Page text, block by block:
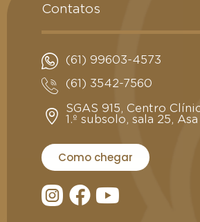
Contatos
(61) 99603-4573
(61) 3542-7560
SGAS 915, Centro
1.º subsolo, sala 25,
Como chegar